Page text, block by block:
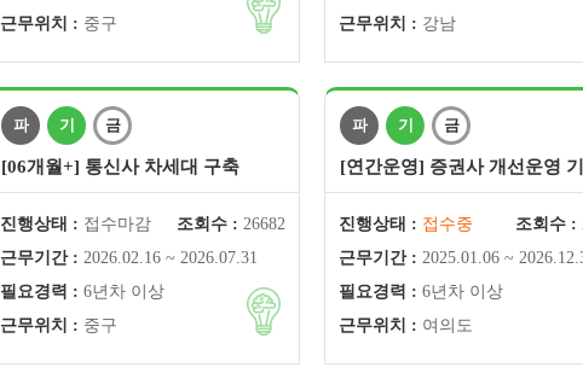
근무위치 : 중구
근무위치 : 강남
파 기 금
[06개월+] 통신사 차세대 구축
진행상태 : 접수마감 조회수 : 26682
근무기간 : 2026.02.16 ~ 2026.07.31
필요경력 : 6년차 이상
근무위치 : 중구
파 기 금
[연간운영] 증권사 개선운영
진행상태 : 접수중 조회수 :
근무기간 : 2025.01.06 ~
필요경력 : 6년차 이상
근무위치 : 여의도